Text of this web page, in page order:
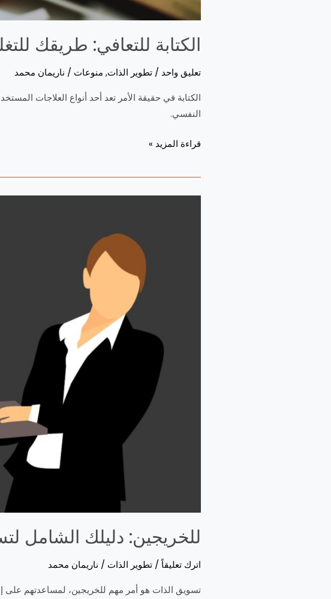
الكتابة للتعافي: طريقك
تعليق واحد / تطوير الذات, منوعات / ناريمان محمد
الكتابة في حقيقة الأمر تعد أحد أنواع العلاجات
النفسي.
قراءة المزيد »
للخريجين: دليلك
اترك تعليقاً / تطوير الذات / ناريمان محمد
تسويق الذات هو أمر مهم للخريجين، لمساعدتهم على